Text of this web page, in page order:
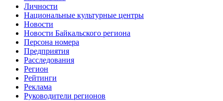
Личности
Национальные культурные центры
Новости
Новости Байкальского региона
Персона номера
Предприятия
Расследования
Регион
Рейтинги
Реклама
Руководители регионов